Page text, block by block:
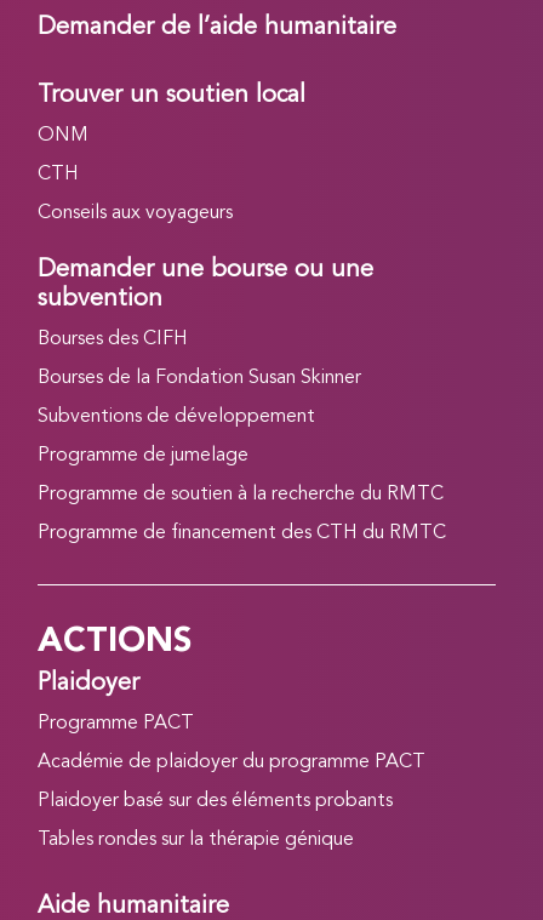
Demander de l’aide humanitaire
Trouver un soutien local
ONM
CTH
Conseils aux voyageurs
Demander une bourse ou une
subvention
Bourses des CIFH
Bourses de la Fondation Susan Skinner
Subventions de développement
Programme de jumelage
Programme de soutien à la recherche du RMTC
Programme de financement des CTH du RMTC
ACTIONS
Plaidoyer
Programme PACT
Académie de plaidoyer du programme PACT
Plaidoyer basé sur des éléments probants
Tables rondes sur la thérapie génique
Aide humanitaire